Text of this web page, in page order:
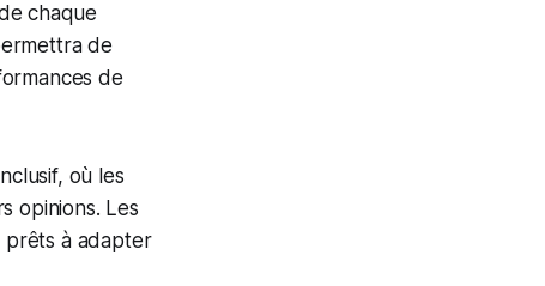
chaque
de
de
où les
opinions. Les
prêts à adapter